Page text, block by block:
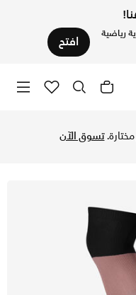
رياضية افتح
تسوق الآن